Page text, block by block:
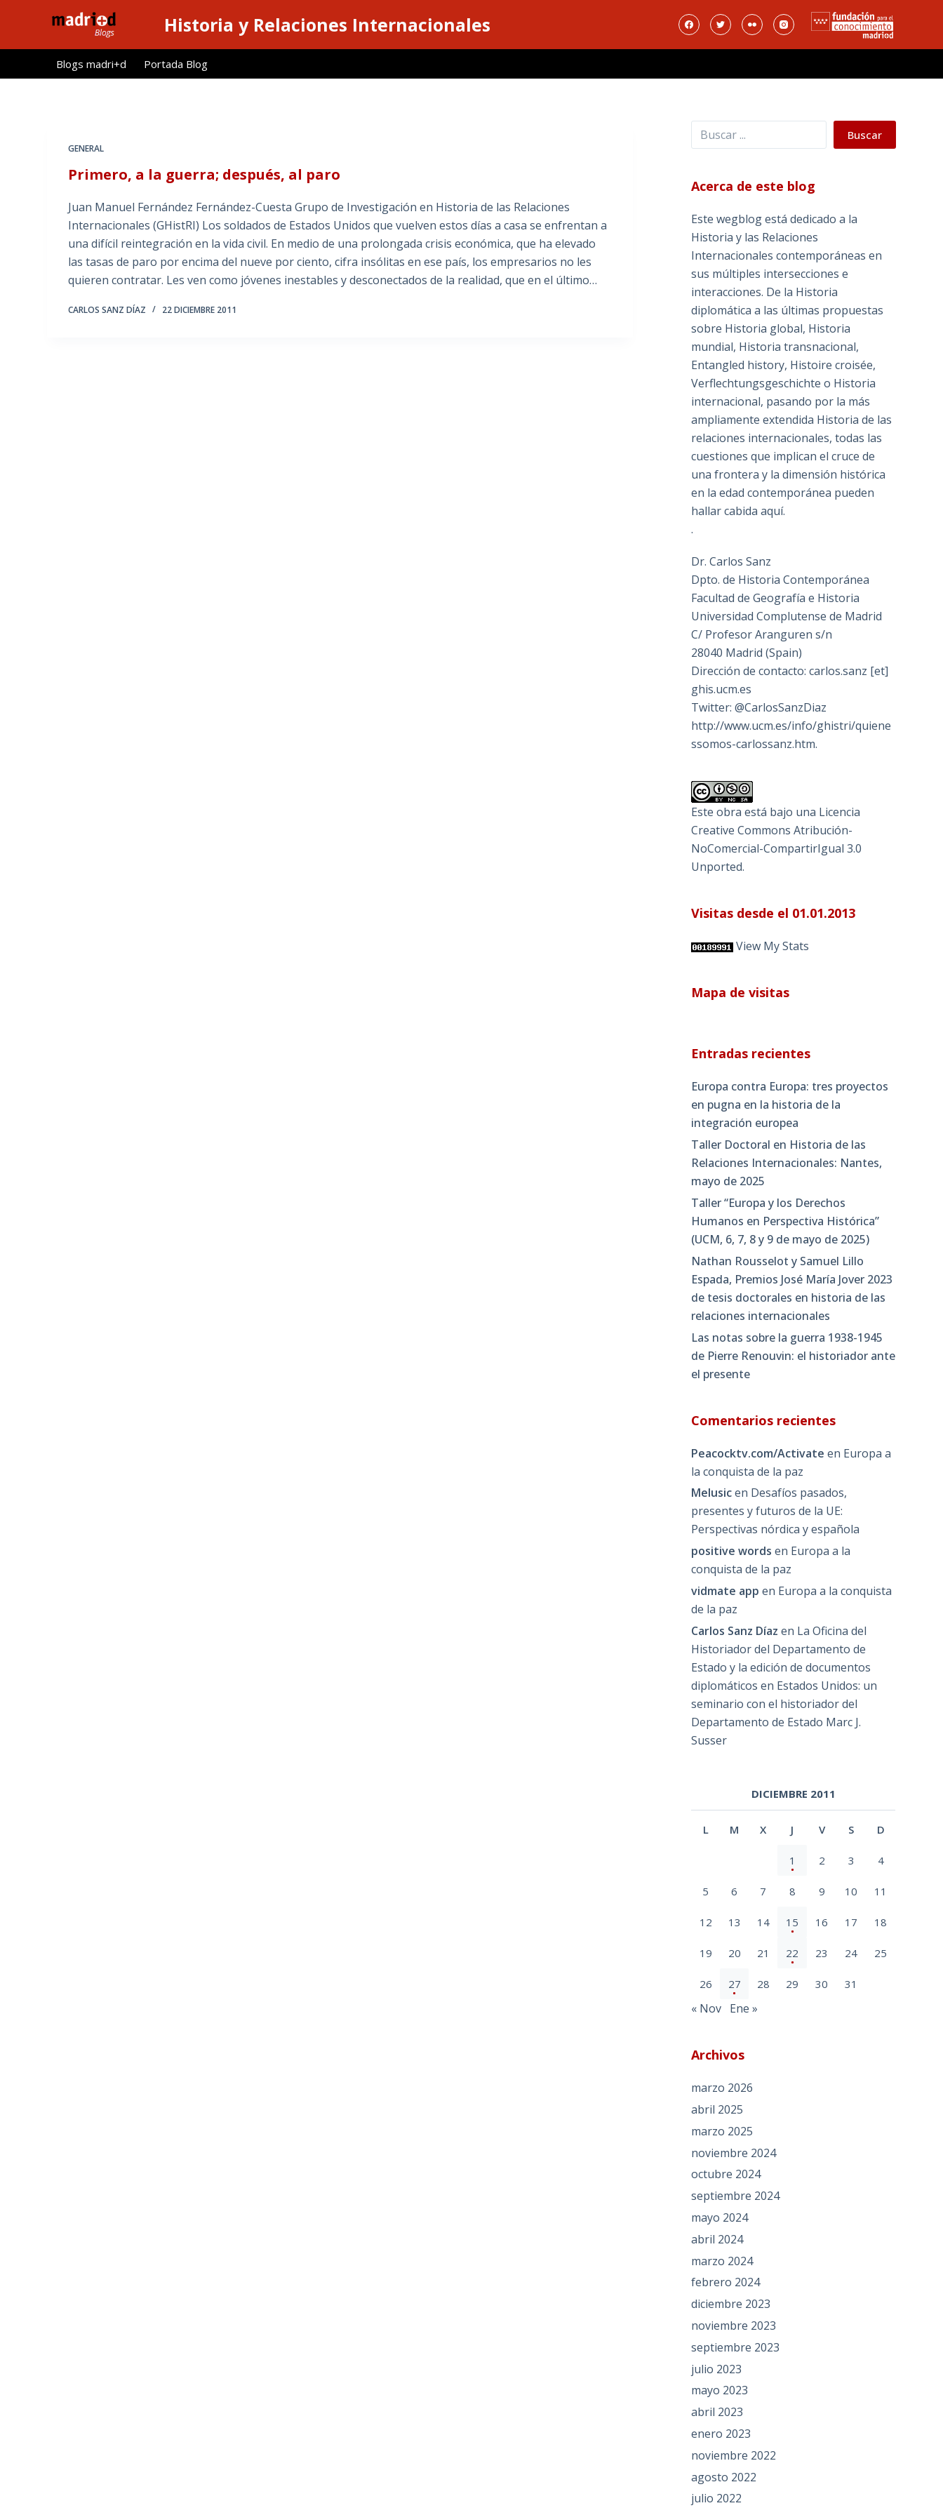
l
Historia y Relaciones Internacionales
Blogs madri+d Portada Blog
GENERAL
Primero, a la guerra; después, al paro
Juan Manuel Fernández Fernández-Cuesta Grupo de Investigación en Historia de las Relaciones
Internacionales (GHistRI) Los soldados de Estados Unidos que vuelven estos días a casa se enfrentan a
una difícil reintegración en la vida civil. En medio de una prolongada crisis económica, que ha elevado
las tasas de paro por encima del nueve por ciento, cifra insólitas en ese país, los empresarios no les
quieren contratar. Les ven como jóvenes inestables y desconectados de la realidad, que en el último…
CARLOS SANZ DÍAZ 22 DICIEMBRE 2011
Buscar Buscar
Acerca de este blog
Este wegblog está dedicado a la
Historia y las Relaciones
Internacionales contemporáneas en
sus múltiples intersecciones e
interacciones. De la Historia
diplomática a las últimas propuestas
sobre Historia global, Historia
mundial, Historia transnacional,
Entangled history, Histoire croisée,
Verflechtungsgeschichte o Historia
internacional, pasando por la más
ampliamente extendida Historia de las
relaciones internacionales, todas las
cuestiones que implican el cruce de
una frontera y la dimensión histórica
en la edad contemporánea pueden
hallar cabida aquí.
.
Dr. Carlos Sanz
Dpto. de Historia Contemporánea
Facultad de Geografía e Historia
Universidad Complutense de Madrid
C/ Profesor Aranguren s/n
28040 Madrid (Spain)
Dirección de contacto: carlos.sanz [et]
ghis.ucm.es
Twitter: @CarlosSanzDiaz
http://www.ucm.es/info/ghistri/quiene
ssomos-carlossanz.htm.
Este obra está bajo una Licencia
Creative Commons Atribución-
NoComercial-CompartirIgual 3.0
Unported.
Visitas desde el 01.01.2013
View My Stats
Mapa de visitas
Entradas recientes
Europa contra Europa: tres proyectos
en pugna en la historia de la
integración europea
Taller Doctoral en Historia de las
Relaciones Internacionales: Nantes,
mayo de 2025
Taller “Europa y los Derechos
Humanos en Perspectiva Histórica”
(UCM, 6, 7, 8 y 9 de mayo de 2025)
Nathan Rousselot y Samuel Lillo
Espada, Premios José María Jover 2023
de tesis doctorales en historia de las
relaciones internacionales
Las notas sobre la guerra 1938-1945
de Pierre Renouvin: el historiador ante
el presente
Comentarios recientes
Peacocktv.com/Activate en Europa a
la conquista de la paz
Melusicen Desafíos pasados,
presentes y futuros de la UE:
Perspectivas nórdica y española
positive words en Europa a la
conquista de la paz
vidmate app en Europa a la conquista
de la paz
Carlos Sanz Díaz en La Oficina del
Historiador del Departamento de
Estado y la edición de documentos
diplomáticos en Estados Unidos: un
seminario con el historiador del
Departamento de Estado Marc J.
Susser
DICIEMBRE 2011
L M X J V S D
1 2 3 4
5 6 7 8 9 10 11
12 13 14 15 16 17 18
19 20 21 22 23 24 25
26 27 28 29 30 31
« Nov Ene »
Archivos
marzo 2026
abril 2025
marzo 2025
noviembre 2024
octubre 2024
septiembre 2024
mayo 2024
abril 2024
marzo 2024
febrero 2024
diciembre 2023
noviembre 2023
septiembre 2023
julio 2023
mayo 2023
abril 2023
enero 2023
noviembre 2022
agosto 2022
julio 2022